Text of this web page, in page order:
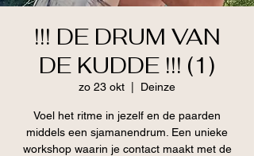
!!! DE DRUM VAN
DE KUDDE !!! (1)
zo 23 okt Deinze
Voel het ritme in jezelf en de paarden
middels een sjamanendrum. Een unieke
workshop waarin je contact maakt met de